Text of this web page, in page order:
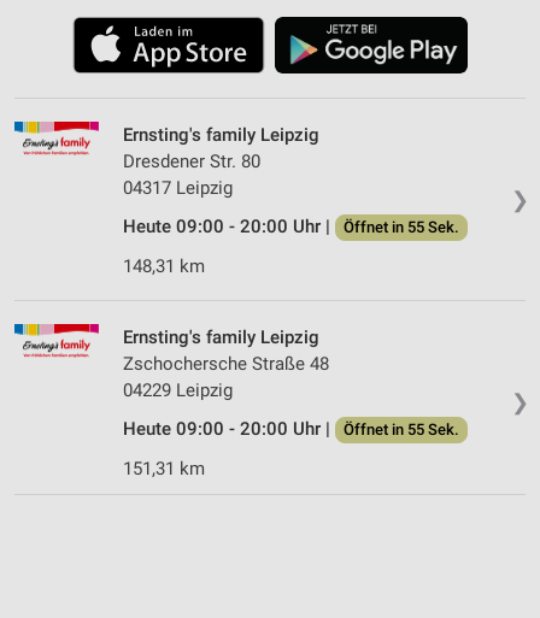
❯
Ernsting's family Leipzig
Dresdener Str. 80
04317 Leipzig
Heute 09:00 - 20:00 Uhr |
Öffnet in 55 Sek.
148,31 km
❯
Ernsting's family Leipzig
Zschochersche Straße 48
04229 Leipzig
Heute 09:00 - 20:00 Uhr |
Öffnet in 55 Sek.
151,31 km